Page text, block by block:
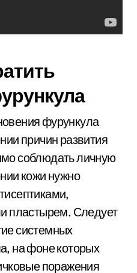
фурункула
причин развития
соблюдать личную
кожи нужно
пластырем. Следует
системных
на фоне которых
поражения